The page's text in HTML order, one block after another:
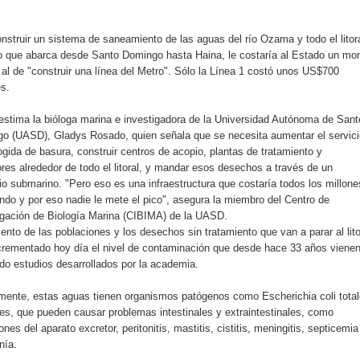
impulsada por la franquicia dominicana más taquillera del
como vicepresidenta ejecutiva de Fiduciaria Reservas
localidad de Oficina Regional Este en La Romana
para emprendedoras en la segunda edición del Summit
artística con nuevo álbum, renovación de su equipo y
unen al regreso de Pavel Núñez y su “Bipolarband” a Hard
Banreservas seguirá impulsando la seguridad alimentaria
un sistema de saneamiento de las aguas del río Ozama y todo el
que abarca desde Santo Domingo hasta Haina, le costaría al Estado un
de "construir una línea del Metro". Sólo la Línea 1 costó unos US$700
la bióloga marina e investigadora de la Universidad Autónoma de
(UASD), Gladys Rosado, quien señala que se necesita aumentar el
de basura, construir centros de acopio, plantas de tratamiento y
alrededor de todo el litoral, y mandar esos desechos a través de un
submarino. "Pero eso es una infraestructura que costaría todos los
y por eso nadie le mete el pico", asegura la miembro del Centro de
de Biología Marina (CIBIMA) de la UASD.
de las poblaciones y los desechos sin tratamiento que van a parar al
hoy día el nivel de contaminación que desde hace 33 años vienen
estudios desarrollados por la academia.
estas aguas tienen organismos patógenos como Escherichia coli
que pueden causar problemas intestinales y extraintestinales, como
del aparato excretor, peritonitis, mastitis, cistitis, meningitis,